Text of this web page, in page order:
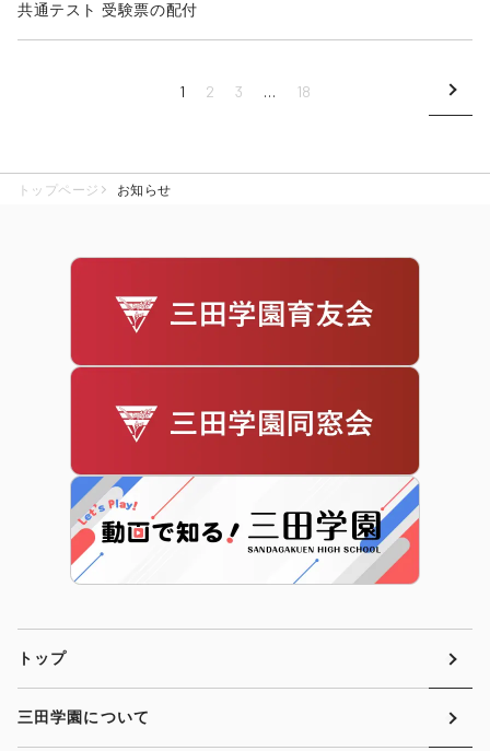
共通テスト 受験票の配付
の
ペ
1 2 3 … 18
トップページ お知らせ
トップ
三田学園について